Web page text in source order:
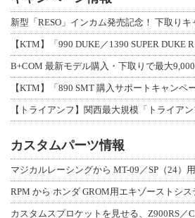
【KTM】「990 DUKE／1390 SUPER DUKE
【KTM】「890 SMT 購入サポートキャンペ
カスタムパーツ情報